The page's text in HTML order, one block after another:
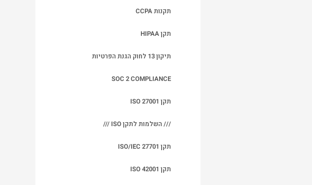
תקנות CCPA
תקן HIPAA
תיקון 13 לחוק הגנת הפרטיות
SOC 2 COMPLIANCE
תקן ISO 27001
/// השלמות לתקן ISO ///
תקן ISO/IEC 27701
תקן ISO 42001